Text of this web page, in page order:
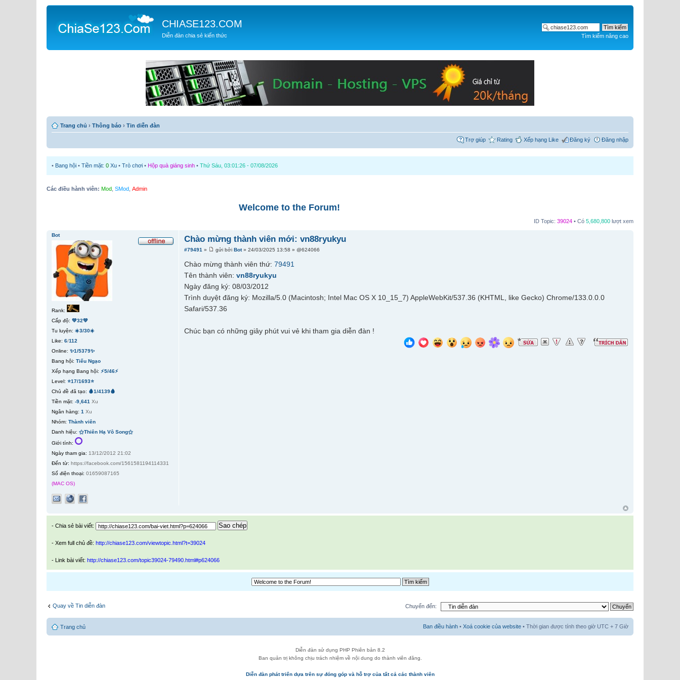
CHIASE123.COM
Diễn đàn chia sẻ kiến thức Tìm kiếm nâng cao
Trang chủ › Thông báo › Tin diễn đàn
Trợ giúp Rating Xếp hạng Like Đăng ký Đăng nhập
• Bang hội • Tiền mặt: 0 Xu • Trò chơi • Hộp quà giáng sinh • Thứ Sáu, 03:01:26 - 07/08/2026
Các điều hành viên: Mod SMod Admin
Welcome to the Forum!
ID Topic: 39024 • Có 5,680,800 lượt xem
Chào mừng thành viên mới: vn88ryukyu
#79491 » gửi bởiBot» 24/03/2025 13:58 » @624066
Chào mừng thành viên thứ:79491
Tên thành viên:vn88ryukyu
Ngày đăng ký: 08/03/2012
Trình duyệt đăng ký: Mozilla/5.0 (Macintosh; Intel Mac OS X 10_15_7) AppleWebKit/537.36 (KHTML, like Gecko) Chrome/133.0.0.0
Safari/537.36
Chúc bạn có những giây phút vui vẻ khi tham gia diễn đàn !
Bot
Rank:
Cấp độ: 💚32💚
Tu luyện: ☀️3/30☀️
Like: 6/112
Online: ✨1/5379✨
Bang hội: Tiếu Ngạo
Xếp hạng Bang hội: ⚡5/46⚡
Level: ⭐17/1693⭐
Chủ đề đã tạo: 🩸1/4139🩸
Tiền mặt: -9,641 Xu
Ngân hàng: 1 Xu
Nhóm: Thành viên
Danh hiệu: ⚝Thiên Hạ Vô Song⚝
Giới tính:
Ngày tham gia: 13/12/2012 21:02
Đến từ: https://facebook.com/1561581194114331
Số điện thoại: 01659087165
(MAC OS)
- Chia sẻ bài viết: Sao chép
- Xem full chủ đề: http://chiase123.com/viewtopic.html?t=39024
- Link bài viết: http://chiase123.com/topic39024-79490.html#p624066
Quay về Tin diễn đàn Chuyển đến:
Trang chủ Ban điều hành • Xoá cookie của website • Thời gian được tính theo giờ UTC + 7 Giờ
Diễn đàn sử dụng PHP Phiên bản 8.2
Ban quản trị không chịu trách nhiệm về nội dung do thành viên đăng.
Diễn đàn phát triển dựa trên sự đóng góp và hỗ trợ của tất cả các thành viên